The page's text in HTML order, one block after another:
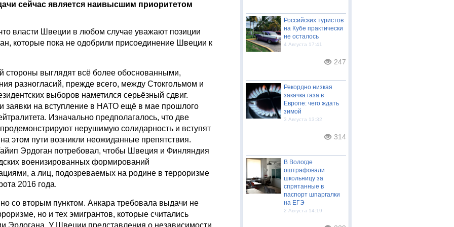
сейчас является наивысшим приоритетом
власти Швеции в любом случае уважают позиции
которые пока не одобрили присоединение Швеции к
выглядят всё более обоснованными,
разногласий, прежде всего, между Стокгольмом и
выборов наметился серьёзный сдвиг.
заявки на вступление в НАТО ещё в мае прошлого
Изначально предполагалось, что две
нерушимую солидарность и вступят
этом пути возникли неожиданные препятствия.
Эрдоган потребовал, чтобы Швеция и Финляндия
военизированных формирований
а лиц, подозреваемых на родине в терроризме
2016 года.
со вторым пунктом. Анкара требовала выдачи не
но и тех эмигрантов, которые считались
Эрдогана. У Швеции представления о независимости
Российских туристов
на Кубе практически
не осталось
4 Августа 17:41
247
Рекордно низкая
закачка газа в
Европе: чего ждать
зимой
3 Августа 13:32
314
В Вологде
оштрафовали
школьницу за
спрятанные в
паспорт шпаргалки
на ЕГЭ
2 Августа 14:19